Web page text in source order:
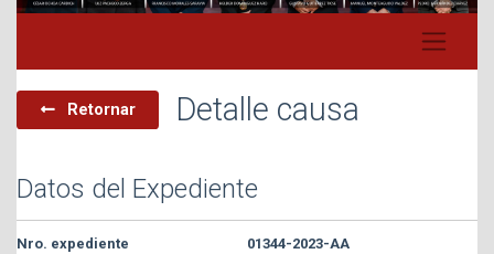
Retornar Detalle causa
Datos del Expediente
01344-2023-AA